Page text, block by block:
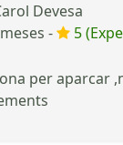
Devesa
-
5
per aparcar